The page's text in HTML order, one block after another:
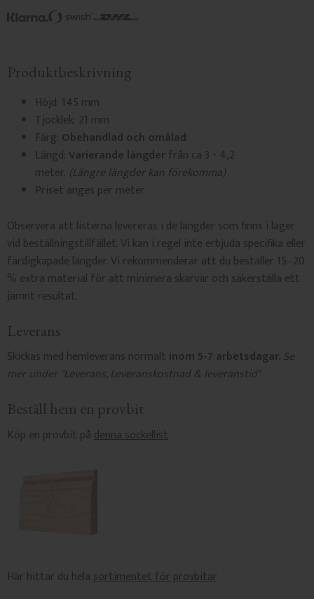
Produktbeskrivning
Höjd: 145 mm
Tjocklek: 21 mm
Färg: Obehandlad och omålad
Längd: Varierande längderfrån ca 3 - 4,2
meter. (Längre längder kan förekomma)
Priset anges per meter
Observera att listerna levereras i de längder som finns i lager
vid beställningstillfället. Vi kan i regel inte erbjuda specifika eller
färdigkapade längder. Vi rekommenderar att du beställer 15–20
% extra material för att minimera skarvar och säkerställa ett
jämnt resultat.
Leverans
Skickas med hemleverans normalt inom 5-7 arbetsdagar. Se
mer under "Leverans, Leveranskostnad & leveranstid"
Beställ hem en provbit
Köp en provbit pådenna sockellist
Här hittar du helasortimentet för provbitar